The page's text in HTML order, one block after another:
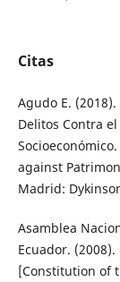
Citas
Agudo E.
Delitos Contra
against
Madrid:
Asamblea
Ecuador.
[Constitution of